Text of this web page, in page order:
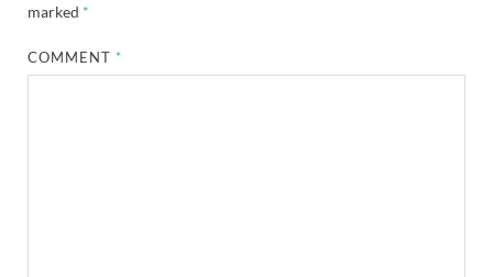
marked *
COMMENT*